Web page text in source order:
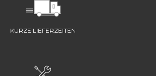
KURZE LIEFERZEITEN